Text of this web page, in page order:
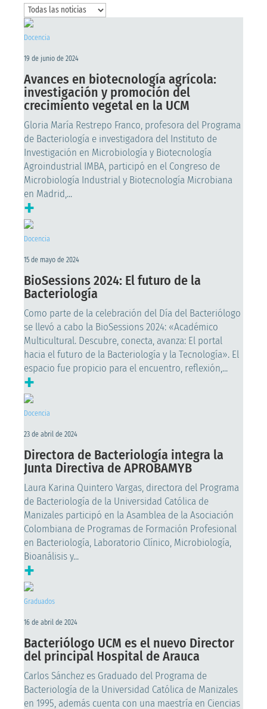
Docencia
19 de junio de 2024
Avances en biotecnología agrícola:
investigación y promoción del
crecimiento vegetal en la UCM
Gloria María Restrepo Franco, profesora del Programa
de Bacteriología e investigadora del Instituto de
Investigación en Microbiología y Biotecnología
Agroindustrial IMBA, participó en el Congreso de
Microbiología Industrial y Biotecnología Microbiana
en Madrid,...
+
Docencia
15 de mayo de 2024
BioSessions 2024: El futuro de la
Bacteriología
Como parte de la celebración del Día del Bacteriólogo
se llevó a cabo la BioSessions 2024: «Académico
Multicultural. Descubre, conecta, avanza: El portal
hacia el futuro de la Bacteriología y la Tecnología». El
espacio fue propicio para el encuentro, reflexión,...
+
Docencia
23 de abril de 2024
Directora de Bacteriología integra la
Junta Directiva de APROBAMYB
Laura Karina Quintero Vargas, directora del Programa
de Bacteriología de la Universidad Católica de
Manizales participó en la Asamblea de la Asociación
Colombiana de Programas de Formación Profesional
en Bacteriología, Laboratorio Clínico, Microbiología,
Bioanálisis y...
+
Graduados
16 de abril de 2024
Bacteriólogo UCM es el nuevo Director
del principal Hospital de Arauca
Carlos Sánchez es Graduado del Programa de
Bacteriología de la Universidad Católica de Manizales
en 1995, además cuenta con una maestría en Ciencias